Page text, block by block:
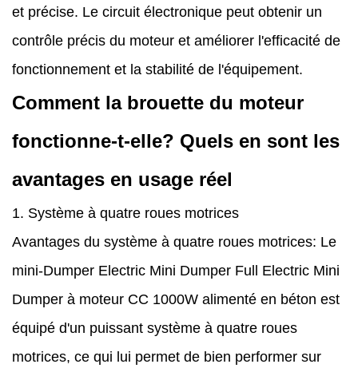
et précise. Le circuit électronique peut obtenir un
contrôle précis du moteur et améliorer l'efficacité de
fonctionnement et la stabilité de l'équipement.
Comment la brouette du moteur
fonctionne-t-elle? Quels en sont les
avantages en usage réel
1. Système à quatre roues motrices
Avantages du système à quatre roues motrices: Le
mini-Dumper Electric Mini Dumper Full Electric Mini
Dumper à moteur CC 1000W alimenté en béton est
équipé d'un puissant système à quatre roues
motrices, ce qui lui permet de bien performer sur